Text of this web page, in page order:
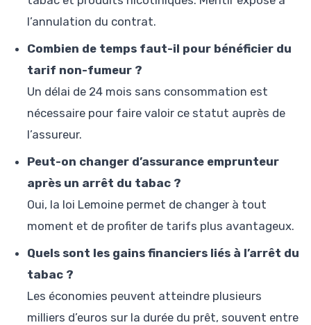
l’annulation du contrat.
Combien de temps faut-il pour bénéficier du
tarif non-fumeur ?
Un délai de 24 mois sans consommation est
nécessaire pour faire valoir ce statut auprès de
l’assureur.
Peut-on changer d’assurance emprunteur
après un arrêt du tabac ?
Oui, la loi Lemoine permet de changer à tout
moment et de profiter de tarifs plus avantageux.
Quels sont les gains financiers liés à l’arrêt du
tabac ?
Les économies peuvent atteindre plusieurs
milliers d’euros sur la durée du prêt, souvent entre